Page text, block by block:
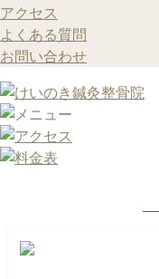
アクセス
よくある質問
お問い合わせ